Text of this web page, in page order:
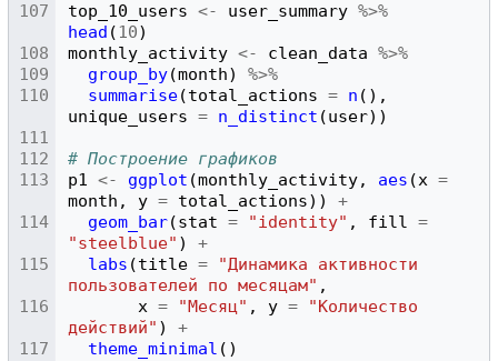
top_10_users <- user_summary %>%
head (10)
monthly_activity <- clean_data %>%
group_by(month)
%>%
summarise(total_actions = n (),
unique_users = n_distinct (user))
# Построение графиков
p1 <- ggplot (monthly_activity, aes (x =
month , y = total_actions))
+
geom_bar(stat = "identity" , fill =
"steelblue" )
+
labs (title =
"Динамика активности
пользователей по месяцам" ,
x = "Месяц" , y =
"Количество
действий" )
+
theme_minimal ()